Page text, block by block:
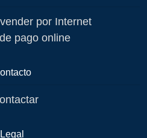
por Internet
pago online
Legal